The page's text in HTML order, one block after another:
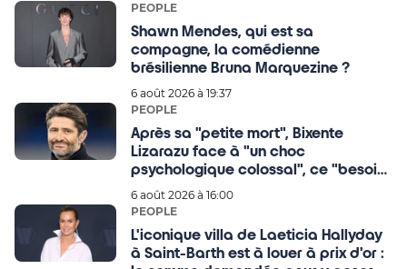
PEOPLE
Shawn Mendes, qui est sa
compagne, la comédienne
brésilienne Bruna Marquezine ?
6 août 2026 à 19:37
PEOPLE
Après sa "petite mort", Bixente
Lizarazu face à "un choc
psychologique colossal", ce "besoin"
qu'il ressent encore à 56 ans
6 août 2026 à 16:00
PEOPLE
L'iconique villa de Laeticia Hallyday
à Saint-Barth est à louer à prix d'or :